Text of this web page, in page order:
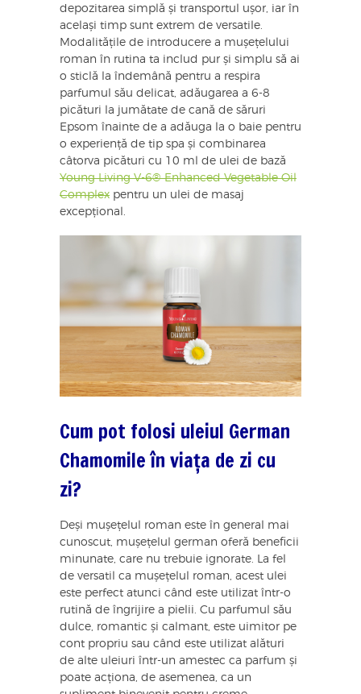
depozitarea simplă și transportul ușor, iar în
același timp sunt extrem de versatile.
Modalitățile de introducere a mușețelului
roman în rutina ta includ pur și simplu să ai
o sticlă la îndemână pentru a respira
parfumul său delicat, adăugarea a 6-8
picături la jumătate de cană de săruri
Epsom înainte de a adăuga la o baie pentru
o experiență de tip spa și combinarea
câtorva picături cu 10 ml de ulei de bază
Young Living V-6® Enhanced Vegetable Oil
Complex pentru un ulei de masaj
excepțional.
Cum pot folosi uleiul German
Chamomile în viața de zi cu
zi?
Deși mușețelul roman este în general mai
cunoscut, mușețelul german oferă beneficii
minunate, care nu trebuie ignorate. La fel
de versatil ca mușețelul roman, acest ulei
este perfect atunci când este utilizat într-o
rutină de îngrijire a pielii. Cu parfumul său
dulce, romantic și calmant, este uimitor pe
cont propriu sau când este utilizat alături
de alte uleiuri într-un amestec ca parfum și
poate acționa, de asemenea, ca un